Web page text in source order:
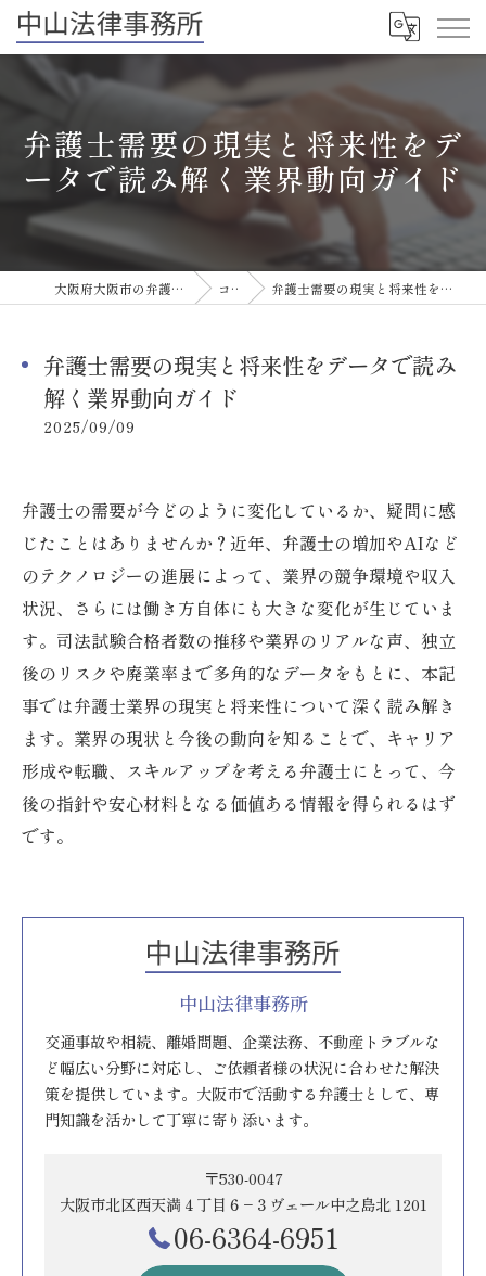
弁護士需要の現実と将来性をデ
ータで読み解く業界動向ガイド
大阪府大阪市の弁護士なら中山法律事務所 コラム 弁護士需要の現実と将来性をデータで読み解く業界動向ガイド
弁護士需要の現実と将来性をデータで読み
解く業界動向ガイド
2025/09/09
弁護士の需要が今どのように変化しているか、疑問に感
じたことはありませんか？近年、弁護士の増加やAIなど
のテクノロジーの進展によって、業界の競争環境や収入
状況、さらには働き方自体にも大きな変化が生じていま
す。司法試験合格者数の推移や業界のリアルな声、独立
後のリスクや廃業率まで多角的なデータをもとに、本記
事では弁護士業界の現実と将来性について深く読み解き
ます。業界の現状と今後の動向を知ることで、キャリア
形成や転職、スキルアップを考える弁護士にとって、今
後の指針や安心材料となる価値ある情報を得られるはず
です。
中山法律事務所
交通事故や相続、離婚問題、企業法務、不動産トラブルな
ど幅広い分野に対応し、ご依頼者様の状況に合わせた解決
策を提供しています。大阪市で活動する弁護士として、専
門知識を活かして丁寧に寄り添います。
〒530-0047
大阪市北区西天満４丁目６−３ヴェール中之島北 1201
06-6364-6951